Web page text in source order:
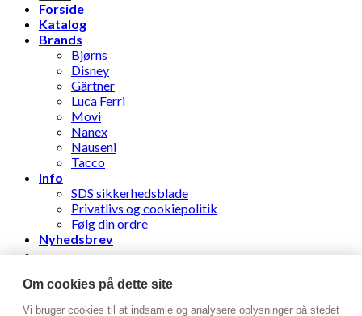
Forside
Katalog
Brands
Bjørns
Disney
Gärtner
Luca Ferri
Movi
Nanex
Nauseni
Tacco
Info
SDS sikkerhedsblade
Privatlivs og cookiepolitik
Følg din ordre
Nyhedsbrev
Om cookies på dette site
Vi bruger cookies til at indsamle og analysere oplysninger på stedet